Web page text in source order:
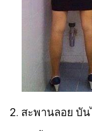
2. สะพานลอย บัน